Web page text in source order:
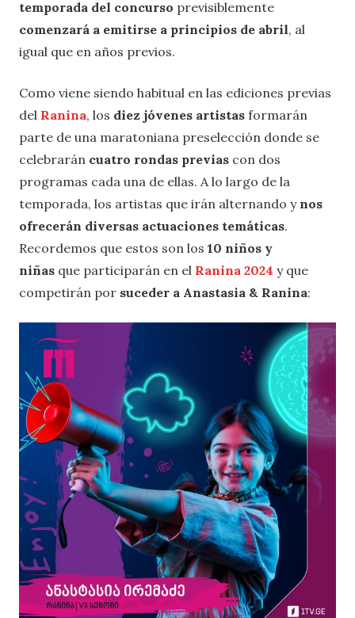
temporada del concurso previsiblemente
comenzará a emitirse a principios de abril, al
igual que en años previos.
Como viene siendo habitual en las ediciones previas
del Ranina, los diez jóvenes artistas formarán
parte de una maratoniana preselección donde se
celebrarán cuatro rondas previas con dos
programas cada una de ellas. A lo largo de la
temporada, los artistas que irán alternando ynos
ofrecerán diversas actuaciones temáticas.
Recordemos que estos son los 10 niños y
niñas que participarán en el Ranina 2024 y que
competirán por suceder a Anastasia & Ranina: